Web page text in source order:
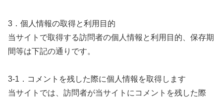
3．個人情報の取得と利用目的
当サイトで取得する訪問者の個人情報と利用目的、保存期
間等は下記の通りです。
3-1．コメントを残した際に個人情報を取得します
当サイトでは、訪問者が当サイトにコメントを残した際